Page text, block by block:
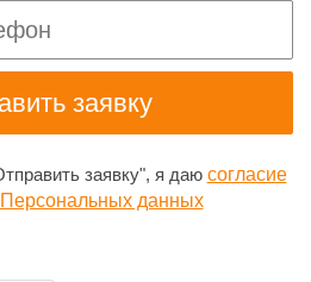
заявку", я даю согласие
Персональных данных